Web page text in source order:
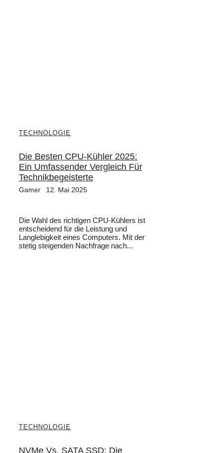
TECHNOLOGIE
Die Besten CPU-Kühler 2025:
Ein Umfassender Vergleich Für
Technikbegeisterte
Gamer 12. Mai 2025
Die Wahl des richtigen CPU-Kühlers ist
entscheidend für die Leistung und
Langlebigkeit eines Computers. Mit der
stetig steigenden Nachfrage nach...
TECHNOLOGIE
NVMe Vs. SATA SSD: Die